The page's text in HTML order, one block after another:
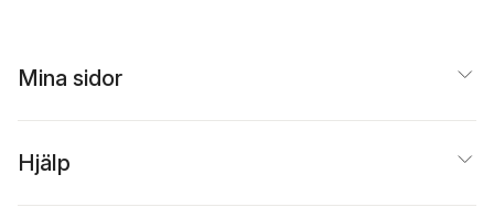
Mina sidor
Hjälp